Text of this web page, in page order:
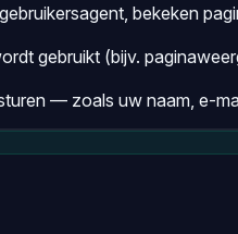
bekeken
gebruikt (bijv.
— zoals uw naam, e-